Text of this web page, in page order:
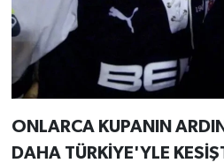
ONLARCA KUPANIN
DAHA TÜRKİYE'YLE